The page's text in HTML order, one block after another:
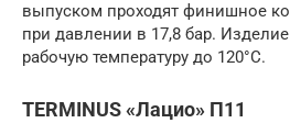
выпуском проходят финишное
при давлении в 17,8 бар.
рабочую температуру до 120°С.
TERMINUS «Лацио» П11